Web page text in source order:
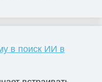
в поиск ИИ в